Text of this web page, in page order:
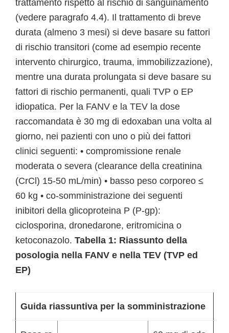
trattamento rispetto al rischio di sanguinamento
(vedere paragrafo 4.4). Il trattamento di breve
durata (almeno 3 mesi) si deve basare su fattori
di rischio transitori (come ad esempio recente
intervento chirurgico, trauma, immobilizzazione),
mentre una durata prolungata si deve basare su
fattori di rischio permanenti, quali TVP o EP
idiopatica. Per la FANV e la TEV la dose
raccomandata è 30 mg di edoxaban una volta al
giorno, nei pazienti con uno o più dei fattori
clinici seguenti: • compromissione renale
moderata o severa (clearance della creatinina
(CrCl) 15-50 mL/min) • basso peso corporeo ≤
60 kg • co-somministrazione dei seguenti
inibitori della glicoproteina P (P-gp):
ciclosporina, dronedarone, eritromicina o
ketoconazolo. Tabella 1: Riassunto della
posologia nella FANV e nella TEV (TVP ed
EP)
Guida riassuntiva per la somministrazione